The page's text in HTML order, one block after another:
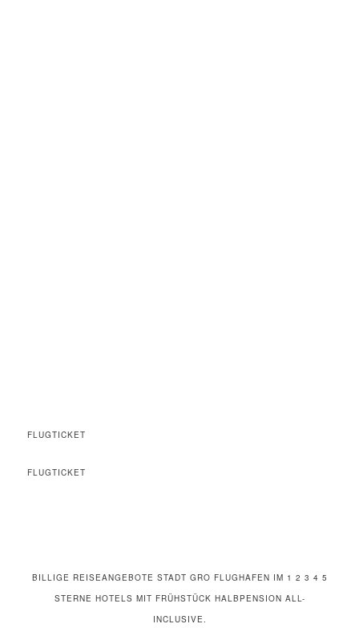
FLUGTICKET
FLUGTICKET
BILLIGE REISEANGEBOTE STADT GRO FLUGHAFEN IM 1 2 3 4 5
STERNE HOTELS MIT FRÜHSTÜCK HALBPENSION ALL-
INCLUSIVE.